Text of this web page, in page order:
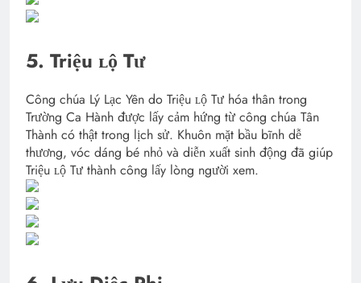
5. Triệu ʟộ Tư
Công chúa Lý Lạc Yên do Triệu ʟộ Tư hóa thân trong
Trường Ca Hành được lấy cảm hứng từ công chúa Tân
Thành có thật trong lịch sử. Khuôn mặt bầu bĩnh dễ
thương, vóc dáng bé nhỏ và diễn xuất sinh động đã giúp
Triệu ʟộ Tư thành công lấy lòng người xem.